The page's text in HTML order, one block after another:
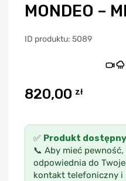
MONDEO –
ID produktu: 5089
820,00 zł
✅ Produkt
📞 Aby mieć
odpowiednia do
kontakt telefoniczny i